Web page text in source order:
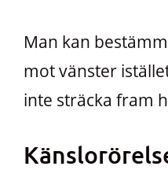
Man kan
mot vänster
inte sträcka fram